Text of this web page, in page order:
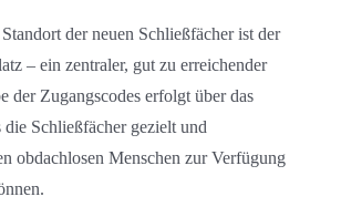
der neuen Schließfächer ist der
– ein zentraler, gut zu erreichender
der Zugangscodes erfolgt über das
die Schließfächer gezielt und
obdachlosen Menschen zur Verfügung